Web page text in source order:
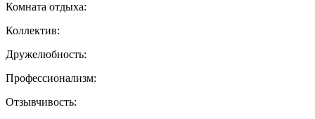
Комната отдыха:
Коллектив:
Дружелюбность:
Профессионализм:
Отзывчивость: